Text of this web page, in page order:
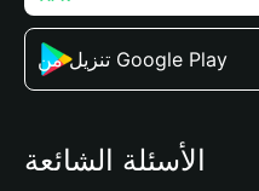
تنزيل من Google Play
الأسئلة الشائعة